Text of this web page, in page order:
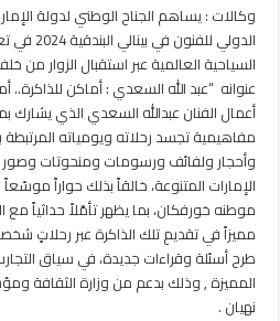
وكالات : يساهم الجناح الوطني لدولة
الدولي
السياحية العالمية عبر استقبال الزوار
عنوانه “عبد الله السعدي : أماكن
أعمال الفنان عبدالله السعدي الذي
مفاهيمية تجسد رحلاته ويومياته المرتبطة
وأحجار ولفائف ورسومات ومنحوتات
الإمارات المتنوعة، خالقاً بذلك حواراً
موطنه خورفكان، بما يظهر تأمّلاً حداثياً مع
مميزاً في تقديمِ تلك الذاكرة عبر رحلاتٍ
طرح أسئلة وقراءات جديدة، في سياق التجارب
المميزة , وذلك بدعم من وزارة الثقافة
نهيان .